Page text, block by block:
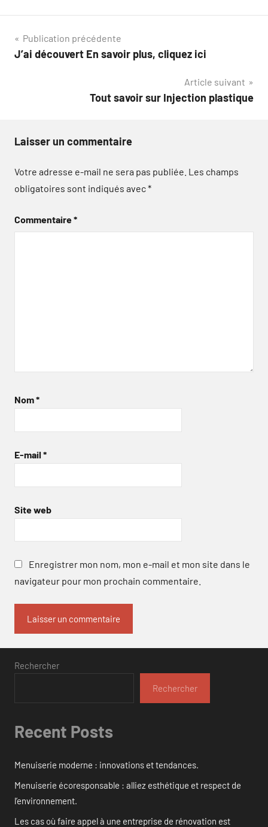
Navigation
de
Publication précédente
J’ai découvert En savoir plus, cliquez ici
Article suivant
Tout savoir sur Injection plastique
Laisser un commentaire
Votre adresse e-mail ne sera pas publiée. Les champs
obligatoires sont indiqués avec*
Commentaire*
Nom*
E-mail *
Site web
Enregistrer mon nom, mon e-mail et mon site dans le
navigateur pour mon prochain commentaire.
Rechercher
Rechercher
Recent Posts
Menuiserie moderne : innovations et tendances.
Menuiserie écoresponsable : alliez esthétique et respect de
l’environnement.
Les cas où faire appel à une entreprise de rénovation est